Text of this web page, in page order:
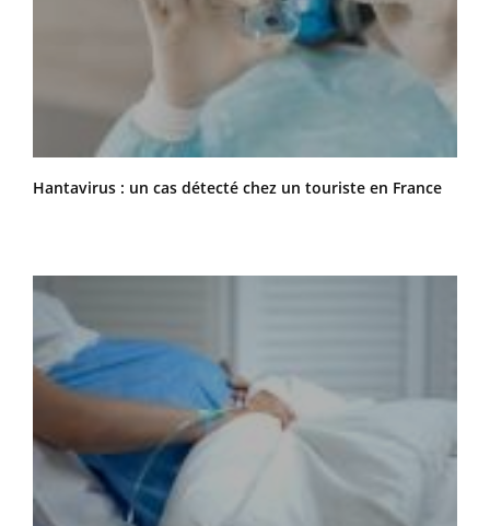
Hantavirus : un cas détecté chez un touriste en France